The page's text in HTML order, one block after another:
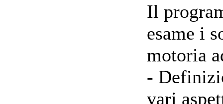
Il
esame i
motoria
-
vari